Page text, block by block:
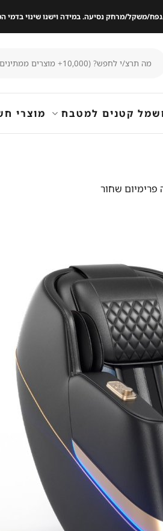
נפח/משקל/מרחק נסיעה. במידה וישנו שינוי
עבור:
קטנים למטבח מוצרי
פרימיום שחור